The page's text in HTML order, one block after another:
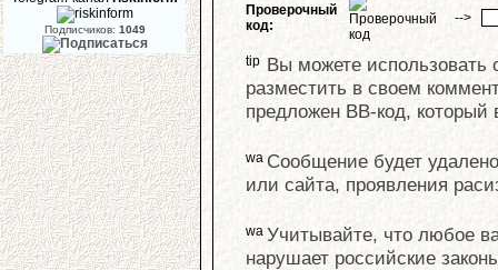
Подписчиков: 1049
Проверочный
код:
-->
Вы можете использовать
разместить в своем
предложен BB-код,
Сообщение будет
или сайта, проявления
Учитывайте, что любое
нарушает российские